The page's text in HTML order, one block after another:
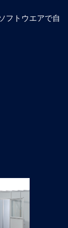
フトウエアで自